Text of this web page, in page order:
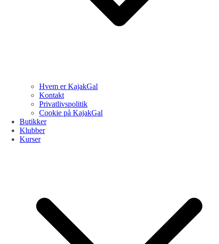
Hvem er KajakGal
Kontakt
Privatlivspolitik
Cookie på KajakGal
Butikker
Klubber
Kurser